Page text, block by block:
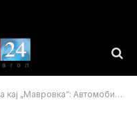
Автомобил удрил во велосипедист